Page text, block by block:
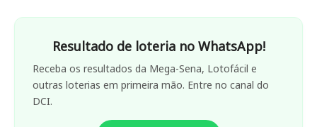
Resultado de loteria no WhatsApp!
Receba os resultados da Mega-Sena, Lotofácil e
outras loterias em primeira mão. Entre no canal do
DCI.